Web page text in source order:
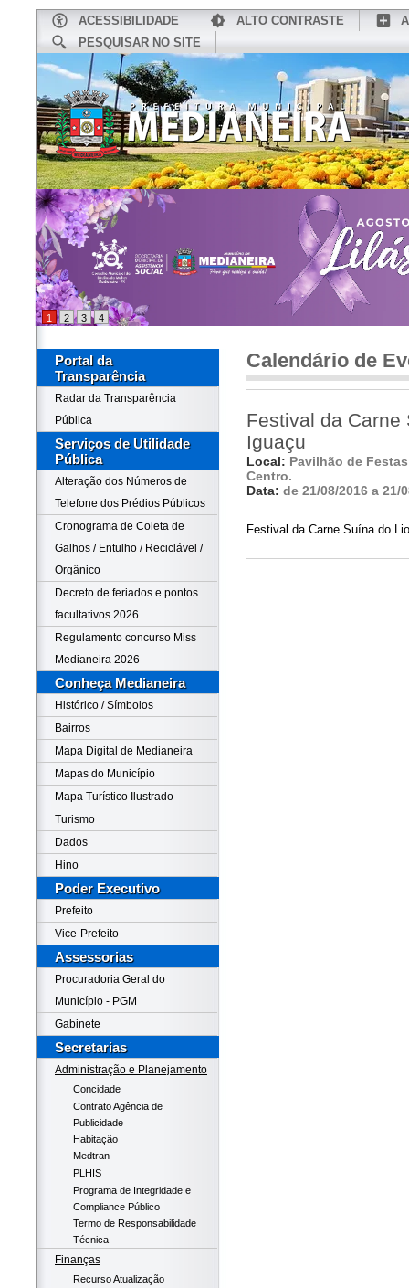
ACESSIBILIDADE ALTO CONTRASTE
PESQUISAR NO SITE
CONHEÇA MEDIANEIRA
1 2 3 4
Portal da
Transparência
Radar da Transparência
Pública
Serviços de Utilidade
Pública
Alteração dos Números de
Telefone dos Prédios Públicos
Cronograma de Coleta de
Galhos / Entulho / Reciclável /
Orgânico
Decreto de feriados e pontos
facultativos 2026
Regulamento concurso Miss
Medianeira 2026
Conheça Medianeira
Histórico / Símbolos
Bairros
Mapa Digital de Medianeira
Mapas do Município
Mapa Turístico Ilustrado
Turismo
Dados
Hino
Poder Executivo
Prefeito
Vice-Prefeito
Assessorias
Procuradoria Geral do
Município - PGM
Gabinete
Secretarias
Administração e Planejamento
Concidade
Contrato Agência de
Publicidade
Habitação
Medtran
PLHIS
Programa de Integridade e
Compliance Público
Termo de Responsabilidade
Técnica
Finanças
Recurso Atualização
Calendário de
Festival da Carne
Iguaçu
Local: Pavilhão de
Centro.
Data: de 21/08/2016 a 21/
Festival da Carne Suína do